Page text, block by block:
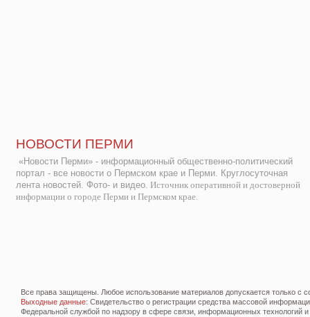
НОВОСТИ ПЕРМИ
«Новости Перми» - информационный общественно-политический
портал - все новости о Пермском крае и Перми. Круглосуточная
лента новостей. Фото- и видео. Источник оперативной и достоверной
информации о городе Перми и Пермском крае.
Все права защищены. Любое использование материалов допускается только с
Выходные данные: Свидетельство о регистрации средства массовой
Федеральной службой по надзору в сфере связи, информационных технологий